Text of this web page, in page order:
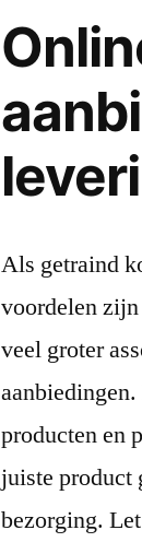
Als getraind
voordelen
veel groter
producten en
juiste product
bezorging.